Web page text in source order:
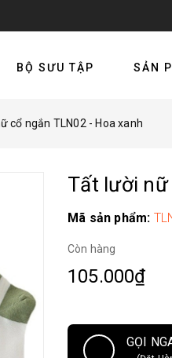
BỘ SƯU TẬP SẢN
cổ ngắn TLN02 - Hoa xanh
Tất lười nữ
Mã sản phẩm:
Còn hàng
105.000₫
GỌI